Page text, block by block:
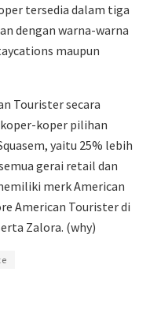
tersedia dalam tiga
dengan warna-warna
maupun
Tourister secara
koper pilihan
yaitu 25% lebih
gerai retail dan
merk American
American Tourister di
Zalora. (why)